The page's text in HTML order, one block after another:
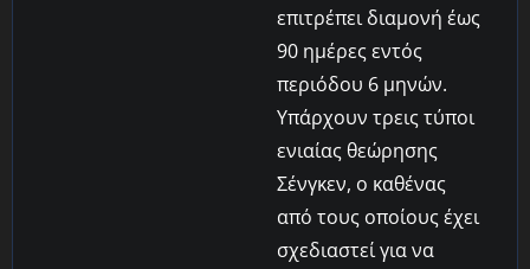
επιτρέπει διαμονή έως
90 ημέρες εντός
περιόδου 6 μηνών.
Υπάρχουν τρεις τύποι
ενιαίας θεώρησης
Σένγκεν, ο καθένας
από τους οποίους έχει
σχεδιαστεί για να